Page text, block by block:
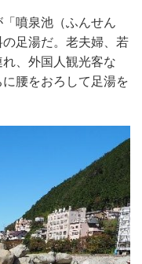
噴泉池（ふんせん
足湯だ。老夫婦、若
、外国人観光客な
腰をおろして足湯を